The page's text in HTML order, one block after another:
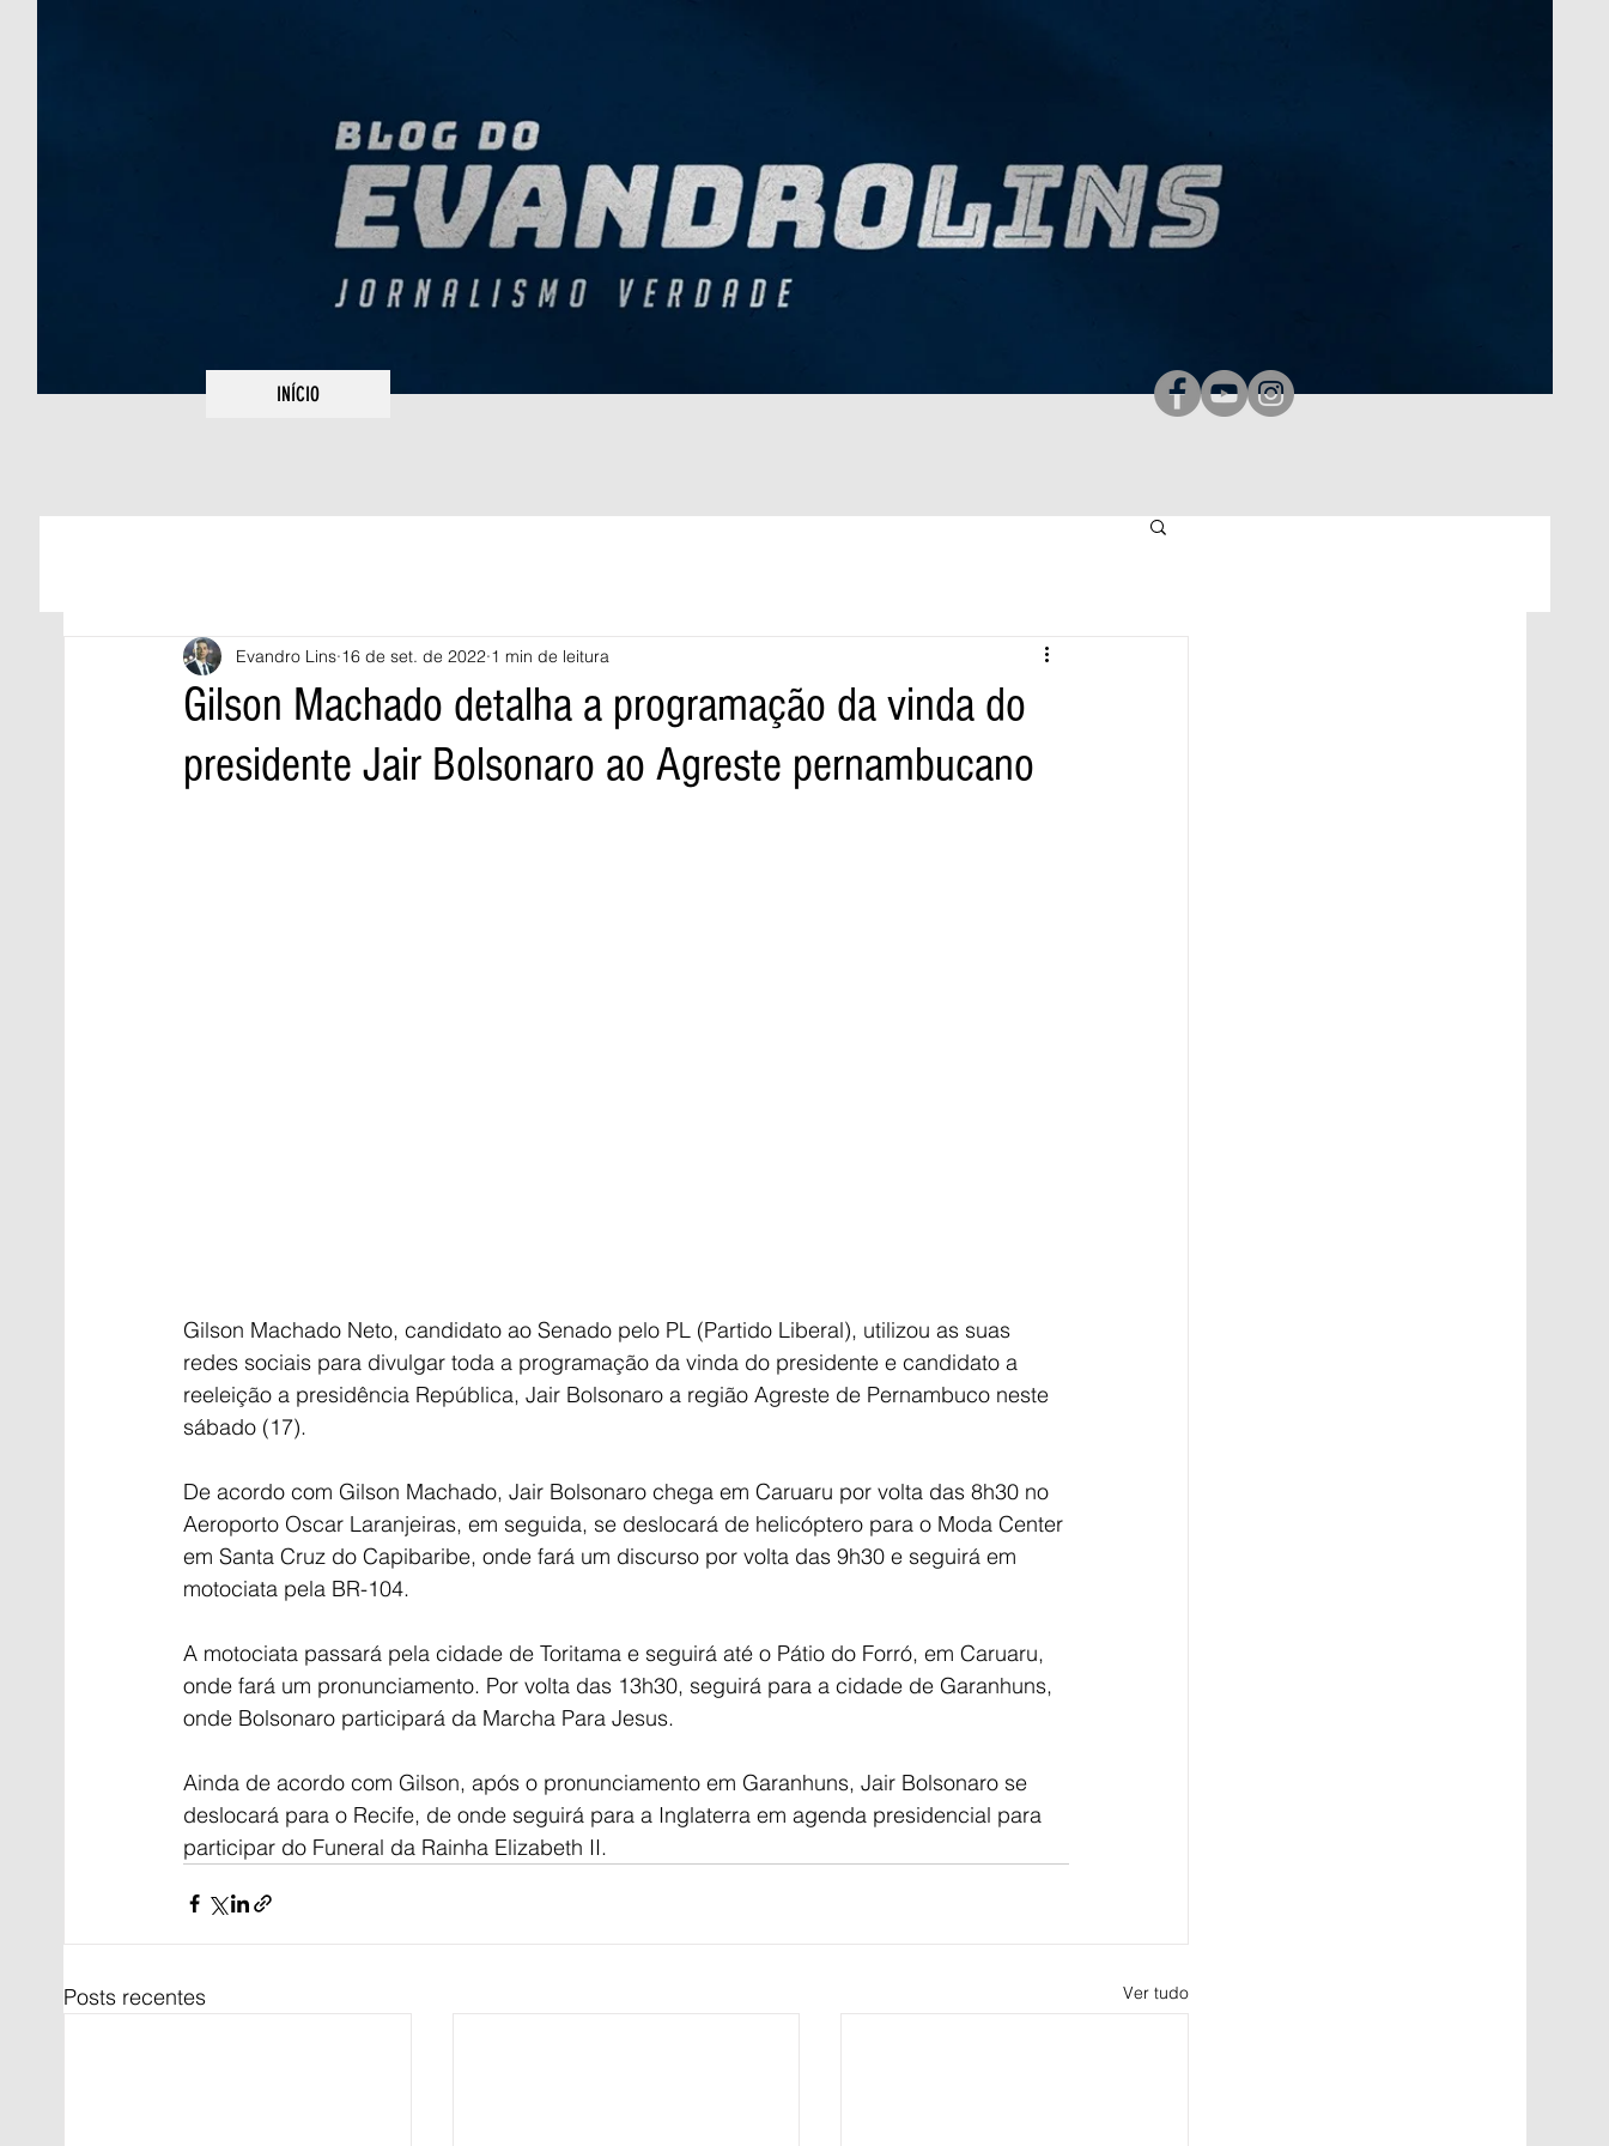
INÍCIO
Gilson Machado detalha a programação da vinda do
presidente Jair Bolsonaro ao Agreste pernambucano
Evandro Lins 16 de set. de 2022 1 min de leitura
Gilson Machado Neto, candidato ao Senado pelo PL (Partido Liberal), utilizou as suas
redes sociais para divulgar toda a programação da vinda do presidente e candidato a
reeleição a presidência República, Jair Bolsonaro a região Agreste de Pernambuco neste
sábado (17).
De acordo com Gilson Machado, Jair Bolsonaro chega em Caruaru por volta das 8h30 no
Aeroporto Oscar Laranjeiras, em seguida, se deslocará de helicóptero para o Moda Center
em Santa Cruz do Capibaribe, onde fará um discurso por volta das 9h30 e seguirá em
motociata pela BR-104.
A motociata passará pela cidade de Toritama e seguirá até o Pátio do Forró, em Caruaru,
onde fará um pronunciamento. Por volta das 13h30, seguirá para a cidade de Garanhuns,
onde Bolsonaro participará da Marcha Para Jesus.
Ainda de acordo com Gilson, após o pronunciamento em Garanhuns, Jair Bolsonaro se
deslocará para o Recife, de onde seguirá para a Inglaterra em agenda presidencial para
participar do Funeral da Rainha Elizabeth II.
Posts recentes Ver tudo